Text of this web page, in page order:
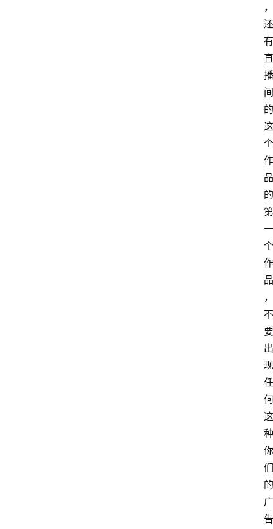
，
还
有
直
播
间
的
这
个
作
品
的
第
一
个
作
品
，
不
要
出
现
任
何
这
种
你
们
的
广
告